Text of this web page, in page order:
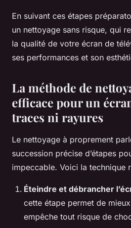
En suivant ces étapes
un nettoyage sans risque, qui
la qualité de votre écran de
ses performances et son
La méthode de
efficace pour un
traces ni rayures
Le nettoyage à proprement
succession précise d’étapes
impeccable. Voici la technique
Éteindre et débrancher
cette étape permet de
empêche tout risque de